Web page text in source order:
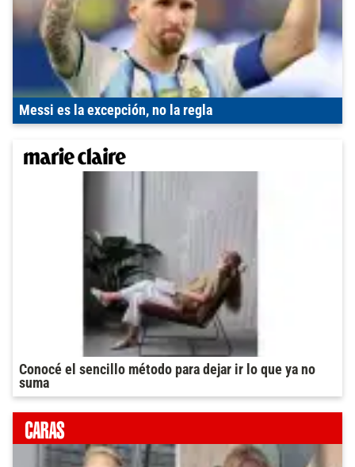
Messi es la excepción, no la regla
Conocé el sencillo método para dejar ir lo que ya no
suma